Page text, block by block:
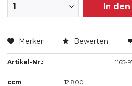
In den
Merken Bewerten
Artikel-Nr.: 1165-
ccm:
12.800